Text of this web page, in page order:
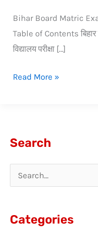
Bihar Board Matric
Table of Contents बिहार
विद्यालय परीक्षा […]
Read More »
Search
Categories